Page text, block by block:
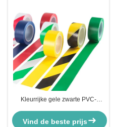
Kleurrijke gele zwarte PVC-
stoffen op de ondergrondse weg
Vind de beste prijs